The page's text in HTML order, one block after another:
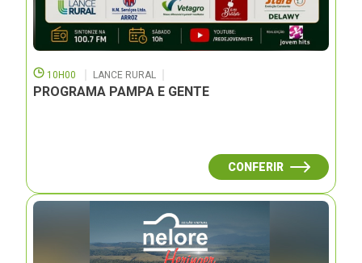
10H00 LANCE RURAL
PROGRAMA PAMPA E GENTE
CONFERIR